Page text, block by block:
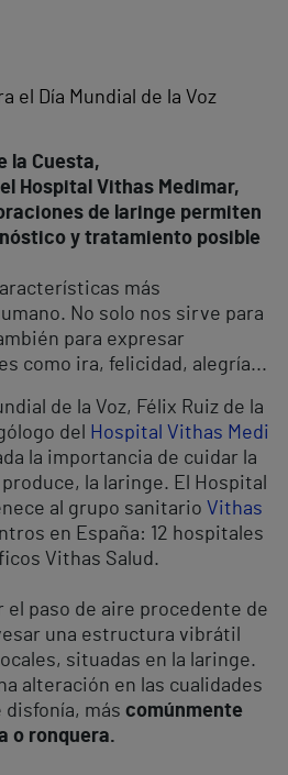
el Día Mundial de la Voz
la Cuesta,
Hospital Vithas Medimar,
de laringe permiten
y tratamiento posible
más
No solo nos sirve para
para expresar
como ira, felicidad, alegría...
de la Voz, Félix Ruiz de la
del
Hospital Vithas Medi
la importancia de cuidar la
la laringe. El Hospital
al grupo sanitario Vithas
en España: 12 hospitales
Vithas Salud.
el paso de aire procedente de
una estructura vibrátil
situadas en la laringe.
alteración en las cualidades
disfonía, más comúnmente
o ronquera.